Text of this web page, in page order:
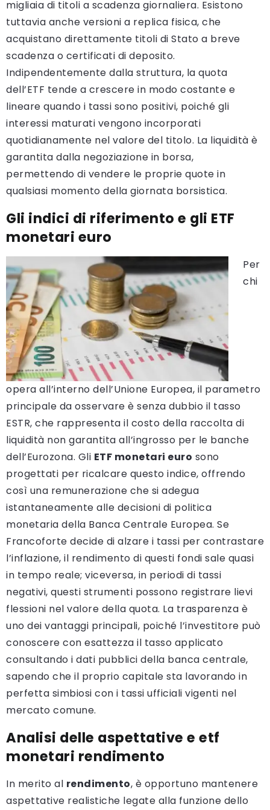
migliaia di titoli a scadenza giornaliera. Esistono
tuttavia anche versioni a replica fisica, che
acquistano direttamente titoli di Stato a breve
scadenza o certificati di deposito.
Indipendentemente dalla struttura, la quota
dell’ETF tende a crescere in modo costante e
lineare quando i tassi sono positivi, poiché gli
interessi maturati vengono incorporati
quotidianamente nel valore del titolo. La liquidità è
garantita dalla negoziazione in borsa,
permettendo di vendere le proprie quote in
qualsiasi momento della giornata borsistica.
Gli indici di riferimento e gli ETF
monetari euro
Per
chi
opera all’interno dell’Unione Europea, il parametro
principale da osservare è senza dubbio il tasso
ESTR, che rappresenta il costo della raccolta di
liquidità non garantita all’ingrosso per le banche
dell’Eurozona. Gli ETF monetari euro sono
progettati per ricalcare questo indice, offrendo
così una remunerazione che si adegua
istantaneamente alle decisioni di politica
monetaria della Banca Centrale Europea. Se
Francoforte decide di alzare i tassi per contrastare
l’inflazione, il rendimento di questi fondi sale quasi
in tempo reale; viceversa, in periodi di tassi
negativi, questi strumenti possono registrare lievi
flessioni nel valore della quota. La trasparenza è
uno dei vantaggi principali, poiché l’investitore può
conoscere con esattezza il tasso applicato
consultando i dati pubblici della banca centrale,
sapendo che il proprio capitale sta lavorando in
perfetta simbiosi con i tassi ufficiali vigenti nel
mercato comune.
Analisi delle aspettative e etf
monetari rendimento
In merito al rendimento, è opportuno mantenere
aspettative realistiche legate alla funzione dello